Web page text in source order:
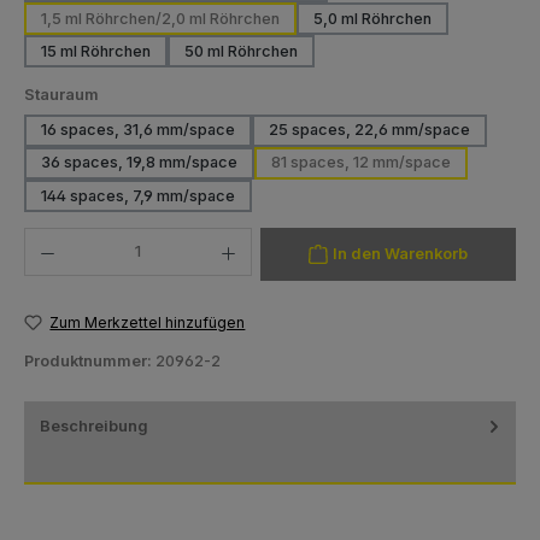
1,5 ml Röhrchen/2,0 ml Röhrchen 5,0 ml Röhrchen
(Diese Option ist zurzeit
15 ml Röhrchen
(Diese Option ist zurzeit nicht verfügbar.)
50 ml Röhrchen
(Diese Option ist zurzeit nicht verfügbar.)
Stauraum
16 spaces, 31,6 mm/space
(Diese Option ist zurzeit nicht verfügbar.)
25 spaces, 22,6 mm/space
(Diese Option ist zurzeit
36 spaces, 19,8 mm/space
(Diese Option ist zurzeit nicht verfügbar.)
81 spaces, 12 mm/space
144 spaces, 7,9 mm/space
(Diese Option ist zurzeit nicht verfügbar.)
In den Warenkorb
Zum Merkzettel hinzufügen
Produktnummer: 20962-2
Beschreibung